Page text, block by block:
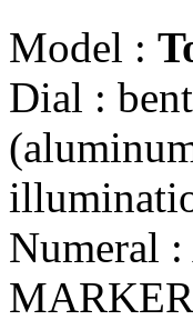
Model :
Dial :
Numeral